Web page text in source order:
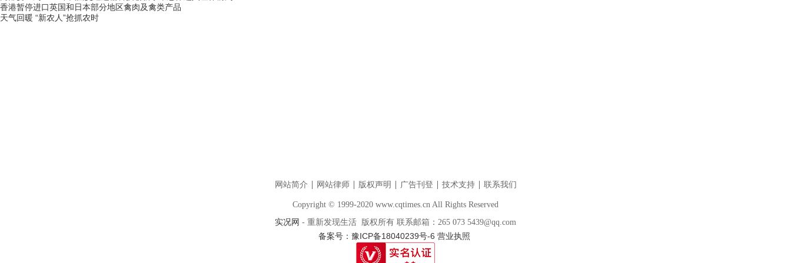
香港暂停进口英国和日本部分地区禽肉及禽类产品
天气回暖 “新农人”抢抓农时
网站简介 网站律师 版权声明 广告刊登 技术支持 联系我们
Copyright © 1999-2020 www.cqtimes.cn All Rights Reserved
实况网 - 重新发现生活 版权所有 联系邮箱：265 073 5439@qq.com
备案号：豫ICP备18040239号-6 营业执照